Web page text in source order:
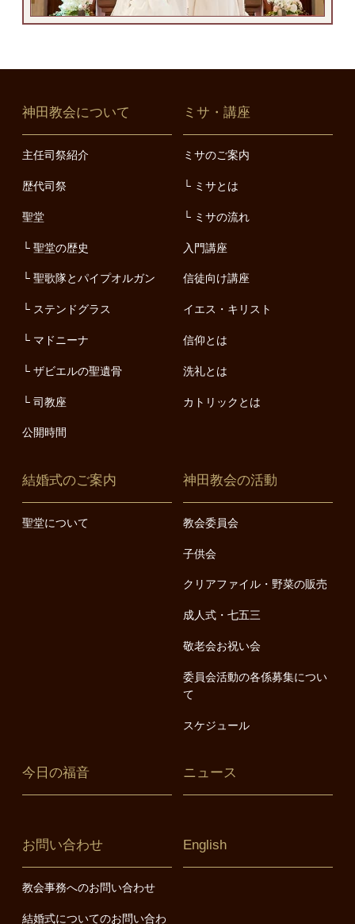
神田教会について
主任司祭紹介
歴代司祭
聖堂
聖堂の歴史
聖歌隊とパイプオルガン
ステンドグラス
マドニーナ
ザビエルの聖遺骨
司教座
公開時間
ミサ・講座
ミサのご案内
ミサとは
ミサの流れ
入門講座
信徒向け講座
イエス・キリスト
信仰とは
洗礼とは
カトリックとは
結婚式のご案内
聖堂について
神田教会の活動
教会委員会
子供会
クリアファイル・野菜の販売
成人式・七五三
敬老会お祝い会
委員会活動の各係募集につい
て
スケジュール
今日の福音 ニュース
お問い合わせ
教会事務へのお問い合わせ
結婚式についてのお問い合わ
English